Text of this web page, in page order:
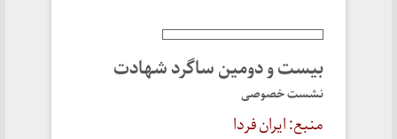
بیست و دومین ساگرد شهادت
نشست خصوصی
منبع: ایران فردا